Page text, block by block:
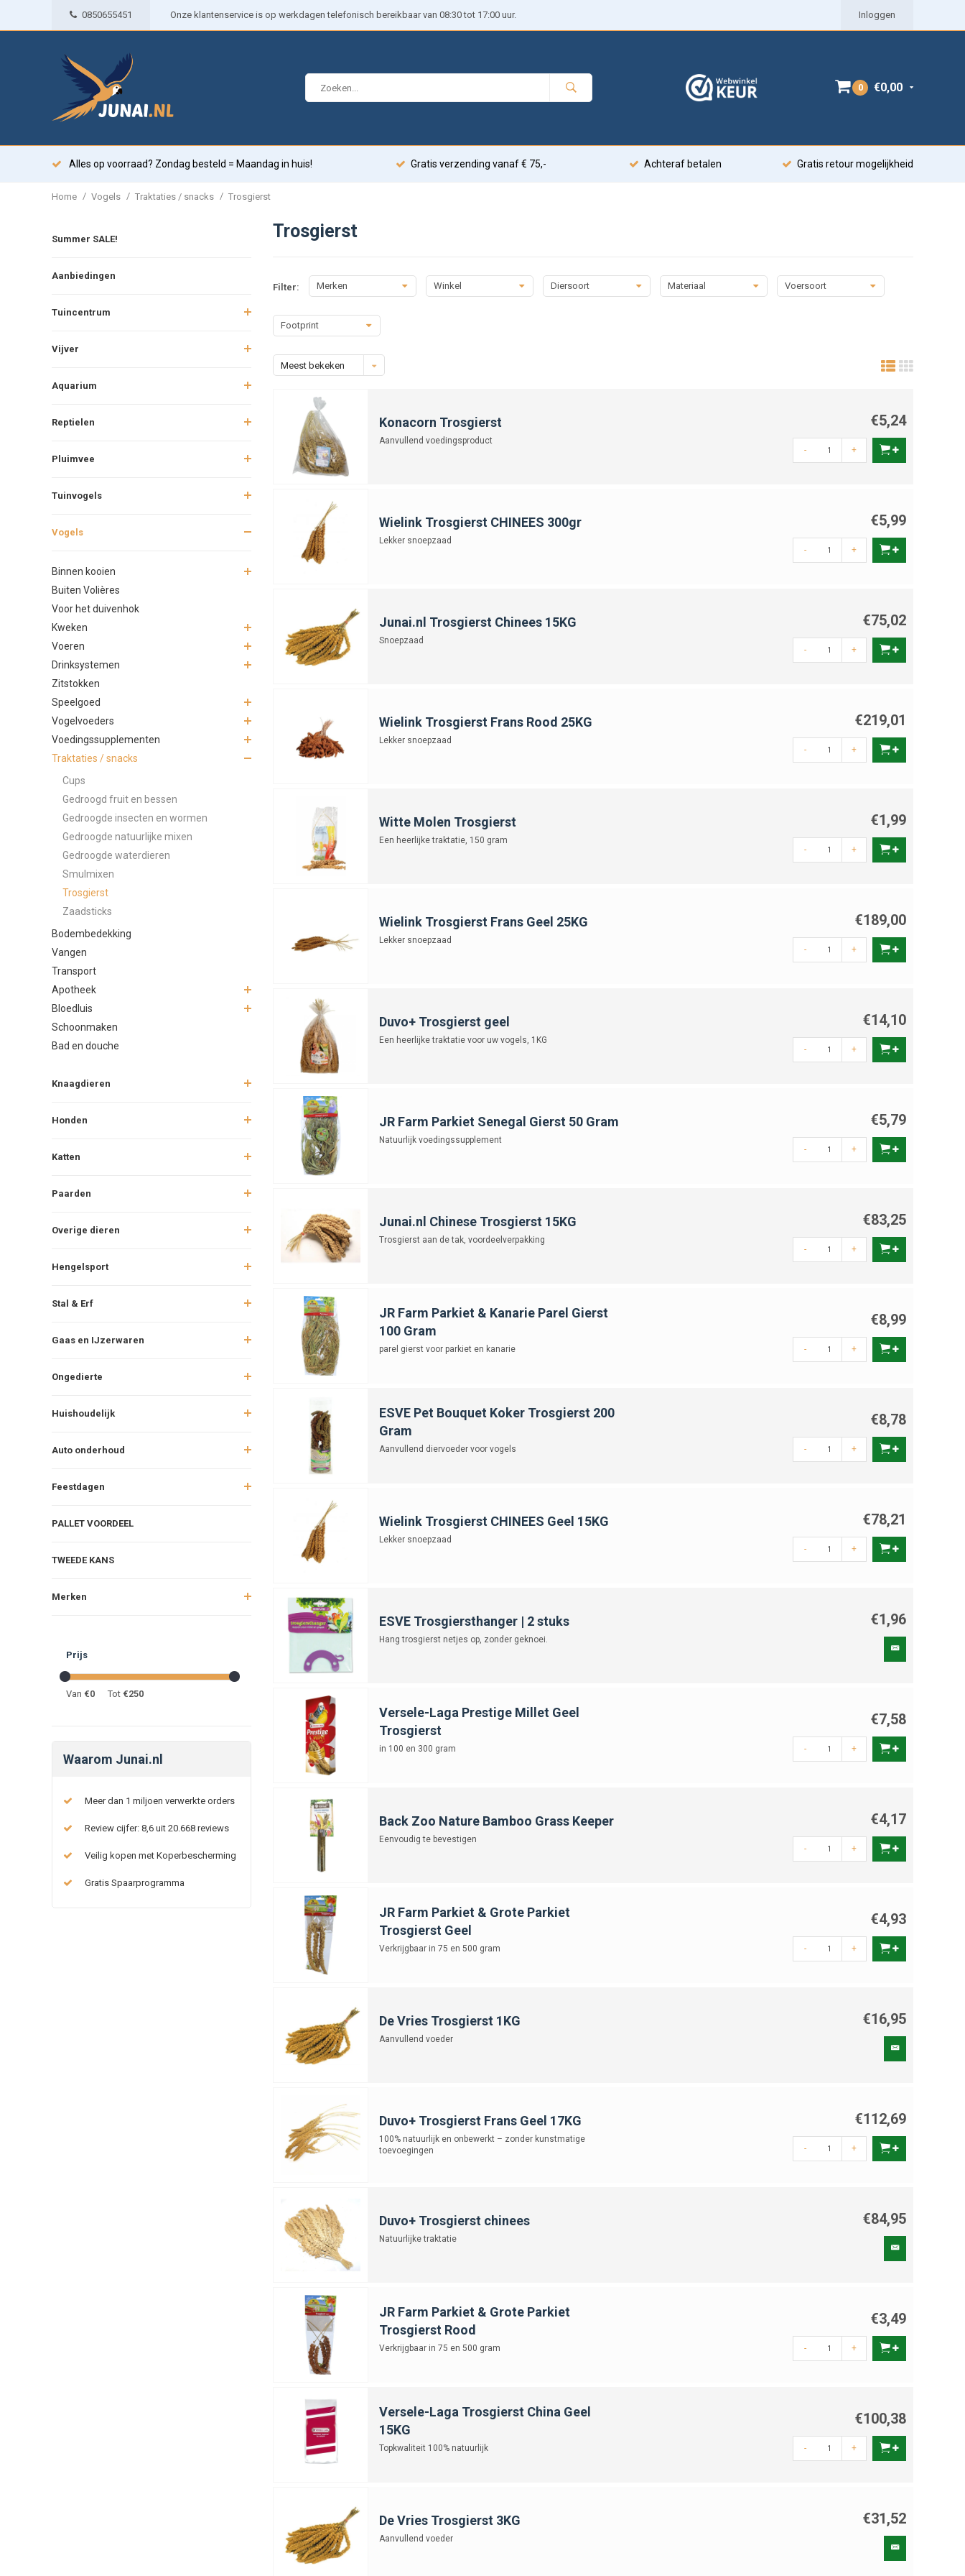
0850655451 Onze klantenservice is op werkdagen telefonisch bereikbaar van 08:30 tot 17:00 uur. Inloggen
0 €0,00
Alles op voorraad? Zondag besteld = Maandag in huis! Gratis verzending vanaf € 75,- Achteraf betalen Gratis retour mogelijkheid
Home / Vogels / Traktaties / snacks / Trosgierst
Summer SALE!
Aanbiedingen
Tuincentrum
Vijver
Aquarium
Reptielen
Pluimvee
Tuinvogels
Vogels
Binnen kooien
Buiten Volières
Voor het duivenhok
Kweken
Voeren
Drinksystemen
Zitstokken
Speelgoed
Vogelvoeders
Voedingssupplementen
Traktaties / snacks
Cups
Gedroogd fruit en bessen
Gedroogde insecten en wormen
Gedroogde natuurlijke mixen
Gedroogde waterdieren
Smulmixen
Trosgierst
Zaadsticks
Bodembedekking
Vangen
Transport
Apotheek
Bloedluis
Schoonmaken
Bad en douche
Knaagdieren
Honden
Katten
Paarden
Overige dieren
Hengelsport
Stal & Erf
Gaas en IJzerwaren
Ongedierte
Huishoudelijk
Auto onderhoud
Feestdagen
PALLET VOORDEEL
TWEEDE KANS
Merken
Prijs
Van €0 Tot €250
Waarom Junai.nl
Meer dan 1 miljoen verwerkte orders
Review cijfer: 8,6 uit 20.668 reviews
Veilig kopen met Koperbescherming
Gratis Spaarprogramma
Trosgierst
Filter: Merken Winkel Diersoort Materiaal Voersoort
Footprint
Meest bekeken
Konacorn Trosgierst
Aanvullend voedingsproduct
€5,24
- +
Wielink Trosgierst CHINEES 300gr
Lekker snoepzaad
€5,99
- +
Junai.nl Trosgierst Chinees 15KG
Snoepzaad
€75,02
- +
Wielink Trosgierst Frans Rood 25KG
Lekker snoepzaad
€219,01
- +
Witte Molen Trosgierst
Een heerlijke traktatie, 150 gram
€1,99
- +
Wielink Trosgierst Frans Geel 25KG
Lekker snoepzaad
€189,00
- +
Duvo+ Trosgierst geel
Een heerlijke traktatie voor uw vogels, 1KG
€14,10
- +
JR Farm Parkiet Senegal Gierst 50 Gram
Natuurlijk voedingssupplement
€5,79
- +
Junai.nl Chinese Trosgierst 15KG
Trosgierst aan de tak, voordeelverpakking
€83,25
- +
JR Farm Parkiet & Kanarie Parel Gierst
100 Gram
parel gierst voor parkiet en kanarie
€8,99
- +
ESVE Pet Bouquet Koker Trosgierst 200
Gram
Aanvullend diervoeder voor vogels
€8,78
- +
Wielink Trosgierst CHINEES Geel 15KG
Lekker snoepzaad
€78,21
- +
ESVE Trosgiersthanger | 2 stuks
Hang trosgierst netjes op, zonder geknoei.
€1,96
Versele-Laga Prestige Millet Geel
Trosgierst
in 100 en 300 gram
€7,58
- +
Back Zoo Nature Bamboo Grass Keeper
Eenvoudig te bevestigen
€4,17
- +
JR Farm Parkiet & Grote Parkiet
Trosgierst Geel
Verkrijgbaar in 75 en 500 gram
€4,93
- +
De Vries Trosgierst 1KG
Aanvullend voeder
€16,95
Duvo+ Trosgierst Frans Geel 17KG
100% natuurlijk en onbewerkt – zonder kunstmatige
toevoegingen
€112,69
- +
Duvo+ Trosgierst chinees
Natuurlijke traktatie
€84,95
JR Farm Parkiet & Grote Parkiet
Trosgierst Rood
Verkrijgbaar in 75 en 500 gram
€3,49
- +
Versele-Laga Trosgierst China Geel
15KG
Topkwaliteit 100% natuurlijk
€100,38
- +
De Vries Trosgierst 3KG
Aanvullend voeder
€31,52